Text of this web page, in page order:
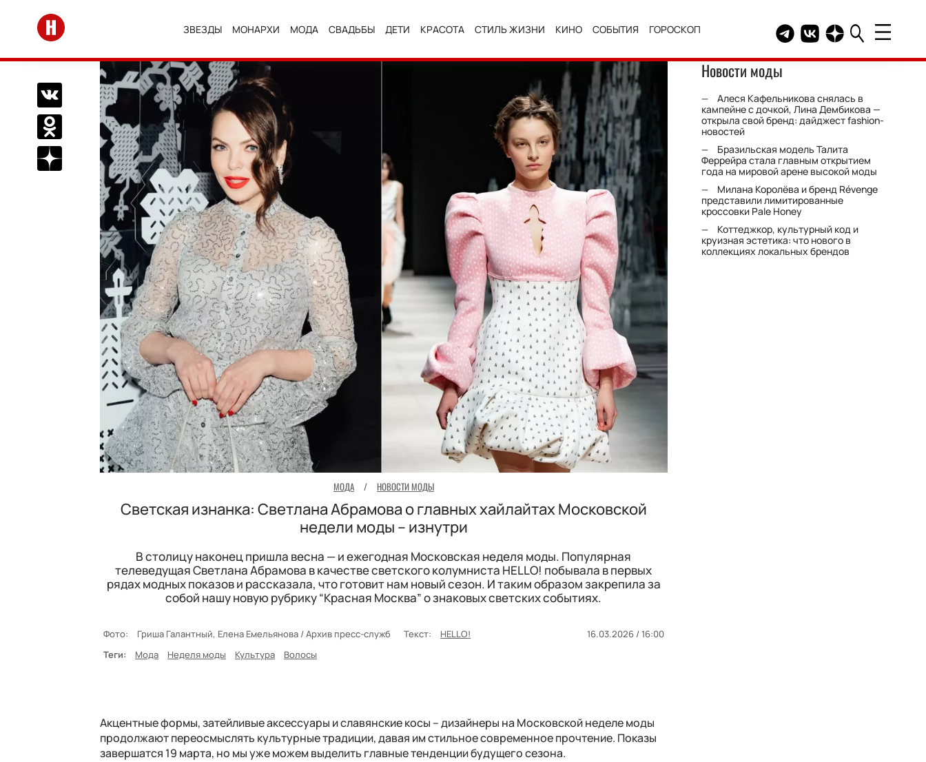
Перейти на главную
ЗВЕЗДЫ МОНАРХИ МОДА СВАДЬБЫ ДЕТИ КРАСОТА СТИЛЬ ЖИЗНИ КИНО СОБЫТИЯ ГОРОСКОП Telegram канал HELLO
Группа HELLO
Канал HELLO в
Поделиться Вконтакте
Поделиться в Одноклассниках
Подписаться на нас в Дзен
МОДА / НОВОСТИ МОДЫ
Светская изнанка: Светлана Абрамова о главных хайлайтах Московской
недели моды – изнутри
В столицу наконец пришла весна — и ежегодная Московская неделя моды. Популярная
телеведущая Светлана Абрамова в качестве светского колумниста HELLO! побывала в первых
рядах модных показов и рассказала, что готовит нам новый сезон. И таким образом закрепила за
собой нашу новую рубрику “Красная Москва” о знаковых светских событиях.
Фото: Гриша Галантный, Елена Емельянова / Архив пресс-служб Текст: HELLO!
16.03.2026 / 16:00
Теги:
Мода Неделя моды Культура Волосы
Акцентные формы, затейливые аксессуары и славянские косы – дизайнеры на Московской неделе моды
продолжают переосмыслять культурные традиции, давая им стильное современное прочтение. Показы
завершатся 19 марта, но мы уже можем выделить главные тенденции будущего сезона.
Новости моды
Алеся Кафельникова снялась в
кампейне с дочкой, Лина Дембикова —
открыла свой бренд: дайджест fashion-
новостей
Бразильская модель Талита
Феррейра стала главным открытием
года на мировой арене высокой моды
Милана Королёва и бренд Révenge
представили лимитированные
кроссовки Pale Honey
Коттеджкор, культурный код и
круизная эстетика: что нового в
коллекциях локальных брендов